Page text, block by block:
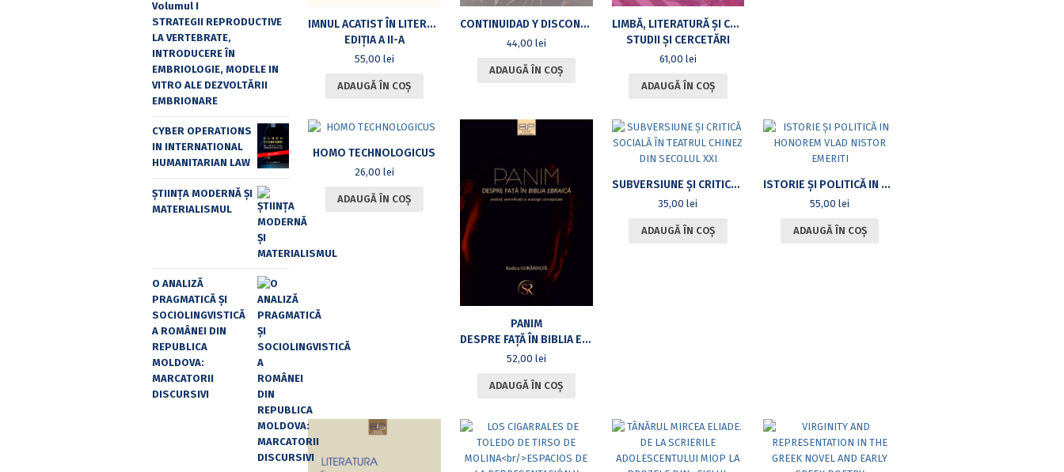
IMNUL ACATIST ÎN LITERATURA ROMÂNĂ DIN VEACUL AL XVII-LEA
EDIȚIA A II-A
55,00 lei
ADAUGĂ ÎN COȘ
CONTINUIDAD Y DISCONTINUIDAD EN EL ESPACIO IBEROAMERICANO
44,00 lei
ADAUGĂ ÎN COȘ
LIMBĂ, LITERATURĂ ȘI CULTURĂ
STUDII ȘI CERCETĂRI
61,00 lei
ADAUGĂ ÎN COȘ
HOMO TECHNOLOGICUS
26,00 lei
ADAUGĂ ÎN COȘ
PANIM
DESPRE FAȚĂ ÎN BIBLIA EBRAICĂ: ANALIZĂ, SEMNIFICAȚII ȘI ANALOGII CONCEPTUALE
52,00 lei
ADAUGĂ ÎN COȘ
SUBVERSIUNE ȘI CRITICĂ SOCIALĂ ÎN TEATRUL CHINEZ DIN SECOLUL XXI
35,00lei
ADAUGĂ ÎN COȘ
ISTORIE ȘI POLITICĂ IN HONOREM VLAD NISTOR EMERITI
55,00lei
ADAUGĂ ÎN COȘ
Volumul I
STRATEGII REPRODUCTIVE
LA VERTEBRATE,
INTRODUCERE ÎN
EMBRIOLOGIE, MODELE IN
VITRO ALE DEZVOLTĂRII
EMBRIONARE
CYBER OPERATIONS
IN INTERNATIONAL
HUMANITARIAN LAW
ȘTIINȚA MODERNĂ ȘI
MATERIALISMUL
O ANALIZĂ
PRAGMATICĂ ȘI
SOCIOLINGVISTICĂ
A ROMÂNEI DIN
REPUBLICA
MOLDOVA:
MARCATORII
DISCURSIVI